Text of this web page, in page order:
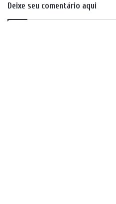
Deixe seu comentário aqui